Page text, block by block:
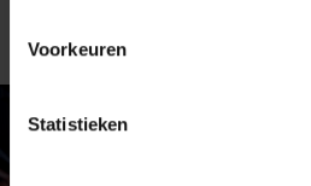
Voorkeuren
Statistieken